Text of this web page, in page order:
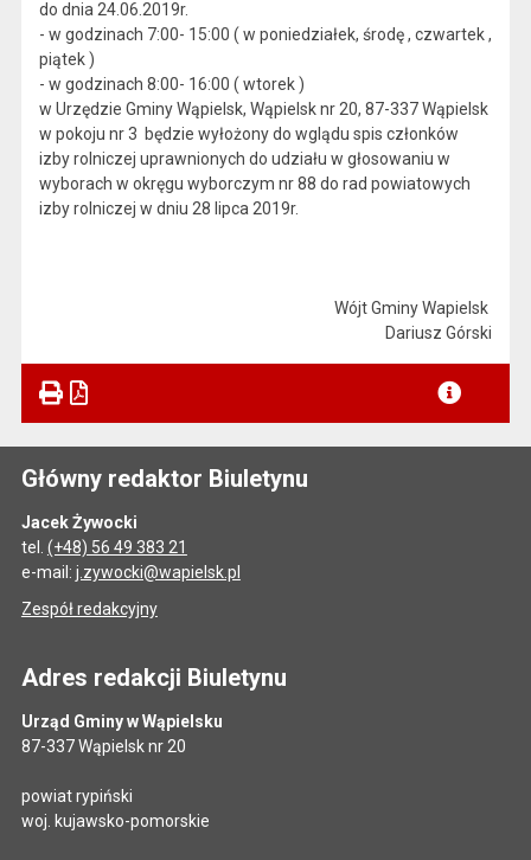
do dnia 24.06.2019r.
- w godzinach 7:00- 15:00 ( w poniedziałek, środę , czwartek ,
piątek )
- w godzinach 8:00- 16:00 ( wtorek )
w Urzędzie Gminy Wąpielsk, Wąpielsk nr 20, 87-337 Wąpielsk
w pokoju nr 3 będzie wyłożony do wglądu spis członków
izby rolniczej uprawnionych do udziału w głosowaniu w
wyborach w okręgu wyborczym nr 88 do rad powiatowych
izby rolniczej w dniu 28 lipca 2019r.
Wójt Gminy Wapielsk
Dariusz Górski
Główny redaktor Biuletynu
Jacek Żywocki
tel. (+48) 56 49 383 21
e-mail: j.zywocki@wapielsk.pl
Zespół redakcyjny
Adres redakcji Biuletynu
Urząd Gminy w Wąpielsku
87-337 Wąpielsk nr 20
powiat rypiński
woj. kujawsko-pomorskie